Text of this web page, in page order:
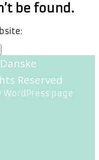
be found.
Reserved
WordPress page